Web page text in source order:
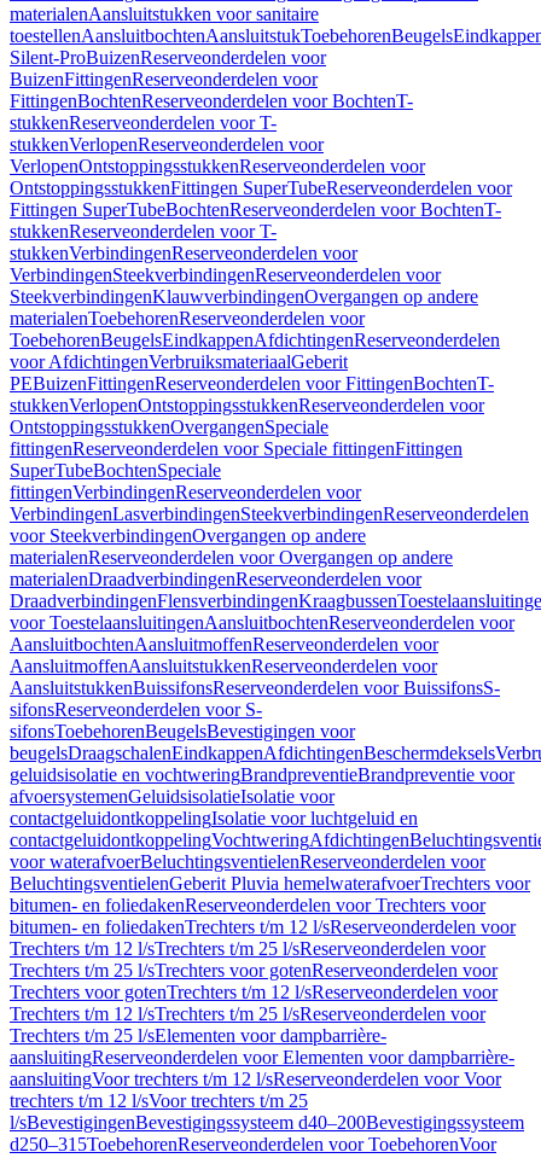
materialenAansluitstukken voor sanitaire
toestellenAansluitbochtenAansluitstukToebehorenBeugels
Silent-ProBuizenReserveonderdelen voor
BuizenFittingenReserveonderdelen voor
FittingenBochtenReserveonderdelen voor BochtenT-
stukkenReserveonderdelen voor T-
stukkenVerlopenReserveonderdelen voor
VerlopenOntstoppingsstukkenReserveonderdelen voor
OntstoppingsstukkenFittingen SuperTubeReserveonderdelen voor
Fittingen SuperTubeBochtenReserveonderdelen voor BochtenT-
stukkenReserveonderdelen voor T-
stukkenVerbindingenReserveonderdelen voor
VerbindingenSteekverbindingenReserveonderdelen voor
SteekverbindingenKlauwverbindingenOvergangen op andere
materialenToebehorenReserveonderdelen voor
ToebehorenBeugelsEindkappenAfdichtingenReserveonderdelen
voor AfdichtingenVerbruiksmateriaalGeberit
PEBuizenFittingenReserveonderdelen voor FittingenBochtenT-
stukkenVerlopenOntstoppingsstukkenReserveonderdelen voor
OntstoppingsstukkenOvergangenSpeciale
fittingenReserveonderdelen voor Speciale fittingenFittingen
SuperTubeBochtenSpeciale
fittingenVerbindingenReserveonderdelen voor
VerbindingenLasverbindingenSteekverbindingenReserveonderdelen
voor SteekverbindingenOvergangen op andere
materialenReserveonderdelen voor Overgangen op andere
materialenDraadverbindingenReserveonderdelen voor
DraadverbindingenFlensverbindingenKraagbussen
voor ToestelaansluitingenAansluitbochtenReserveonderdelen voor
AansluitbochtenAansluitmoffenReserveonderdelen voor
AansluitmoffenAansluitstukkenReserveonderdelen voor
AansluitstukkenBuissifonsReserveonderdelen voor BuissifonsS-
sifonsReserveonderdelen voor S-
sifonsToebehorenBeugelsBevestigingen voor
beugelsDraagschalenEindkappenAfdichtingenBeschermdeksels
geluidsisolatie en vochtweringBrandpreventieBrandpreventie voor
afvoersystemenGeluidsisolatieIsolatie voor
contactgeluidontkoppelingIsolatie voor luchtgeluid en
contactgeluidontkoppelingVochtweringAfdichtingen
voor waterafvoerBeluchtingsventielenReserveonderdelen voor
BeluchtingsventielenGeberit Pluvia hemelwaterafvoerTrechters voor
bitumen- en foliedakenReserveonderdelen voor Trechters voor
bitumen- en foliedakenTrechters t/m 12 l/sReserveonderdelen voor
Trechters t/m 12 l/sTrechters t/m 25 l/sReserveonderdelen voor
Trechters t/m 25 l/sTrechters voor gotenReserveonderdelen voor
Trechters voor gotenTrechters t/m 12 l/sReserveonderdelen voor
Trechters t/m 12 l/sTrechters t/m 25 l/sReserveonderdelen voor
Trechters t/m 25 l/sElementen voor dampbarrière-
aansluitingReserveonderdelen voor Elementen voor dampbarrière-
aansluitingVoor trechters t/m 12 l/sReserveonderdelen voor Voor
trechters t/m 12 l/sVoor trechters t/m 25
l/sBevestigingenBevestigingssysteem d40–200Bevestigingssysteem
d250–315ToebehorenReserveonderdelen voor ToebehorenVoor